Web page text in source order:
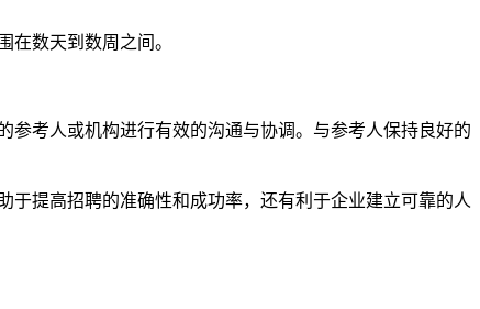
数天到数周之间。
参考人或机构进行有效的沟通与协调。与参考人保持良好的
提高招聘的准确性和成功率，还有利于企业建立可靠的人